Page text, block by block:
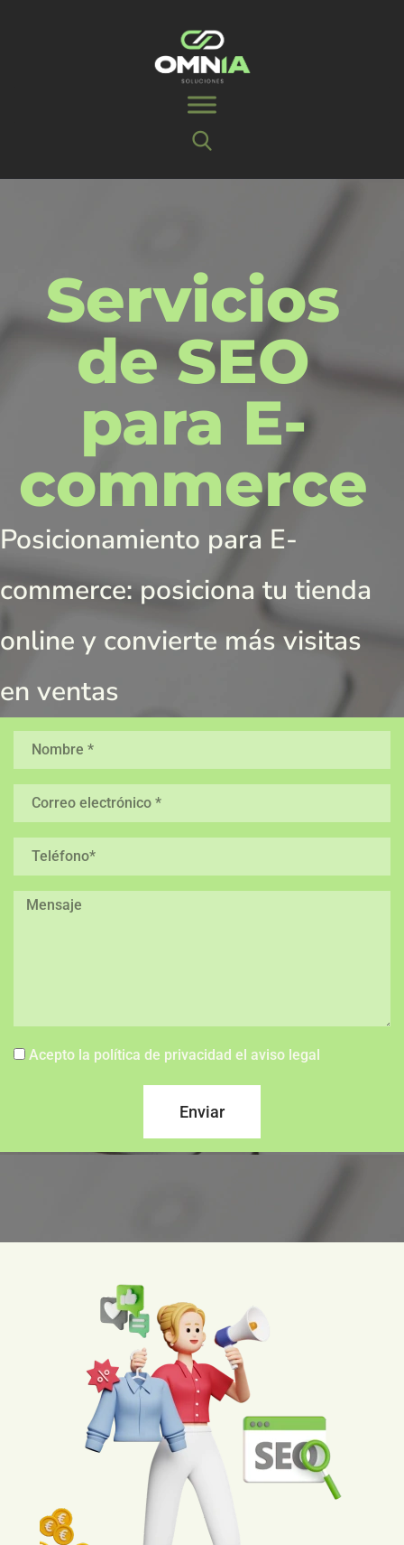
Acepto la política de privacidad el aviso legal
Enviar
Servicios
de SEO
para E-
commerce
Posicionamiento para E-
commerce: posiciona tu tienda
online y convierte más visitas
en ventas